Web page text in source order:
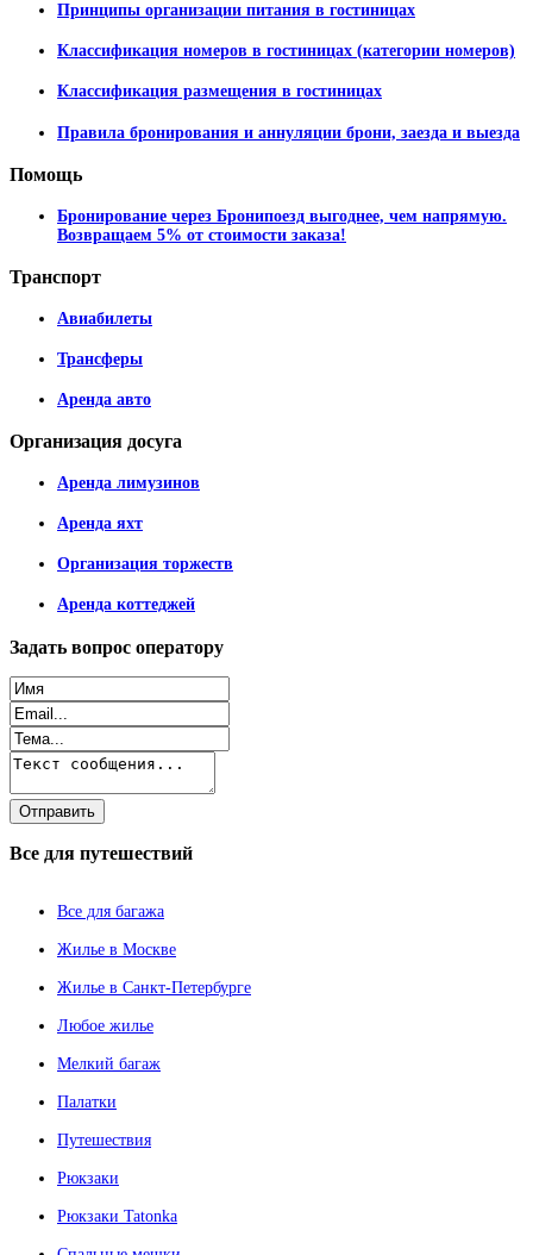
Принципы организации питания в гостиницах
Классификация номеров в гостиницах (категории номеров)
Классификация размещения в гостиницах
Правила бронирования и аннуляции брони, заезда и выезда
Помощь
Бронирование через Бронипоезд выгоднее, чем напрямую.
Возвращаем 5% от стоимости заказа!
Транспорт
Авиабилеты
Трансферы
Аренда авто
Организация досуга
Аренда лимузинов
Аренда яхт
Организация торжеств
Аренда коттеджей
Задать вопрос оператору
Все для путешествий
Все для багажа
Жилье в Москве
Жилье в Санкт-Петербурге
Любое жилье
Мелкий багаж
Палатки
Путешествия
Рюкзаки
Рюкзаки Tatonka